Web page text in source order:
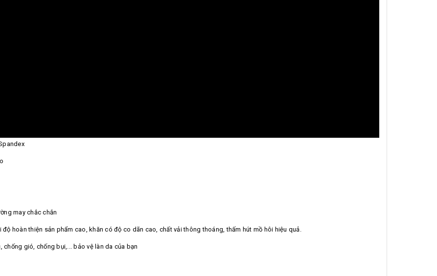
may chắc chắn
hoàn thiện sản phẩm cao, khăn có độ co dãn cao, chất vải thông thoáng, thấm hút mồ hôi hiệu quả.
gió, chống bụi,... bảo vệ làn da của bạn